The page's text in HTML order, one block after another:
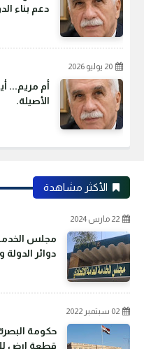
دعم بناء
20 يوليو 2026
أم مريم...
الأصيلة.
الأكثر مشاهدة
22 مارس 2024
مجلس
دوائر الدولة
02 سبتمبر 2022
حكومة
قطعة ارض